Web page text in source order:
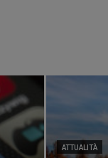
ATTUALITÀ